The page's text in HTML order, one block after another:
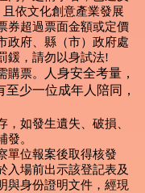
依文化創意產業發展
券超過票面金額或定價
政府、縣（市）政府處
鍰，請勿以身試法!
購票。
人身安全考量，
少一位成年人陪同，
如發生遺失、破損、
發。
單位報案後取得核發
入場前出示該登記表及
與身份證明文件，經現